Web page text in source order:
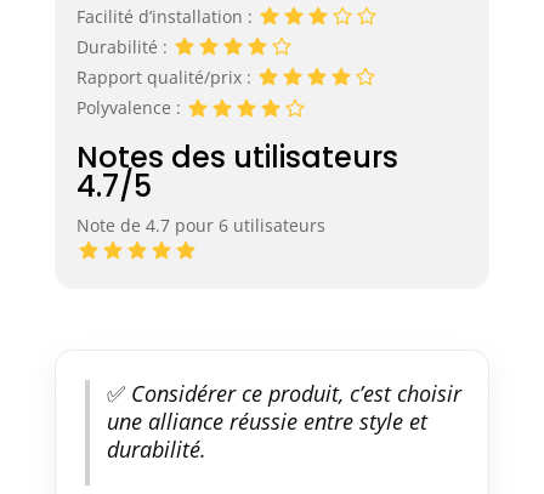
Facilité d’installation :
Durabilité :
Rapport qualité/prix :
Polyvalence :
Notes des utilisateurs
4.7/5
Note de 4.7 pour 6 utilisateurs
✅Considérer ce produit, c’est choisir
une alliance réussie entre style et
durabilité.